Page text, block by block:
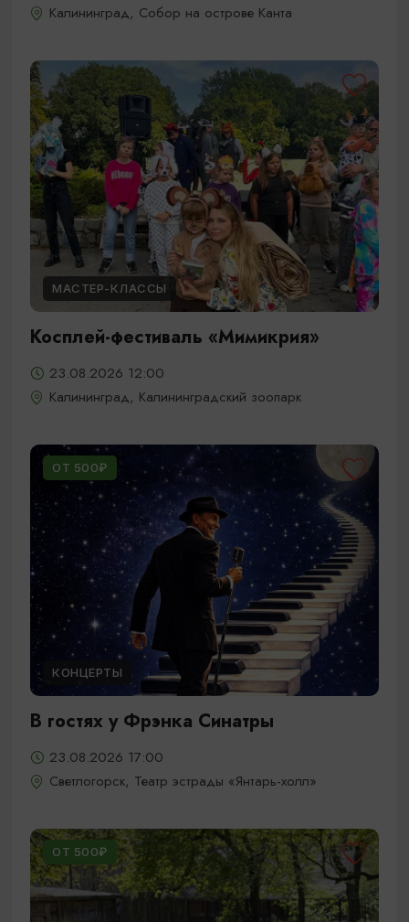
Калининград, Собор на острове Канта
МАСТЕР-КЛАССЫ
Косплей-фестиваль «Мимикрия»
23.08.2026 12:00
Калининград, Калининградский зоопарк
ОТ 500₽
КОНЦЕРТЫ
В гостях у Фрэнка Синатры
23.08.2026 17:00
Светлогорск, Театр эстрады «Янтарь-холл»
ОТ 500₽